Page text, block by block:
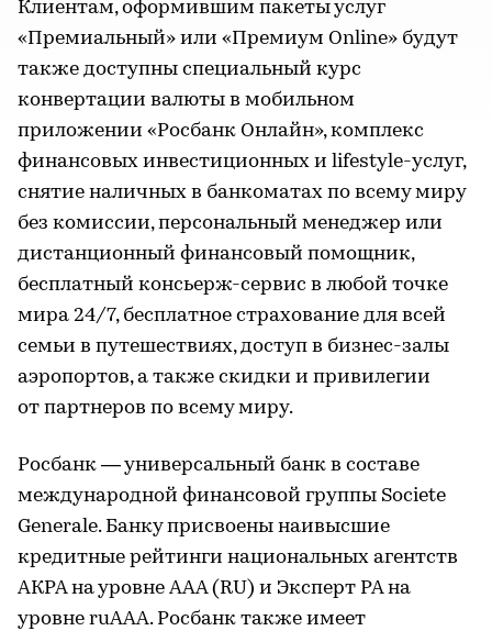
Клиентам, оформившим пакеты услуг
«Премиальный» или «Премиум Online» будут
также доступны специальный курс
конвертации валюты в мобильном
приложении «Росбанк Онлайн», комплекс
финансовых инвестиционных и lifestyle-услуг,
снятие наличных в банкоматах по всему миру
без комиссии, персональный менеджер или
дистанционный финансовый помощник,
бесплатный консьерж-сервис в любой точке
мира 24/7, бесплатное страхование для всей
семьи в путешествиях, доступ в бизнес-залы
аэропортов, а также скидки и привилегии
от партнеров по всему миру.
Росбанк — универсальный банк в составе
международной финансовой группы Societe
Generale. Банку присвоены наивысшие
кредитные рейтинги национальных агентств
АКРА на уровне AAA (RU) и Эксперт РА на
уровне ruААА. Росбанк также имеет